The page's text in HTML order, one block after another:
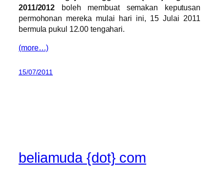
2011/2012 boleh membuat semakan keputusan
permohonan mereka mulai hari ini, 15 Julai 2011
bermula pukul 12.00 tengahari.
(more…)
15/07/2011
beliamuda {dot} com